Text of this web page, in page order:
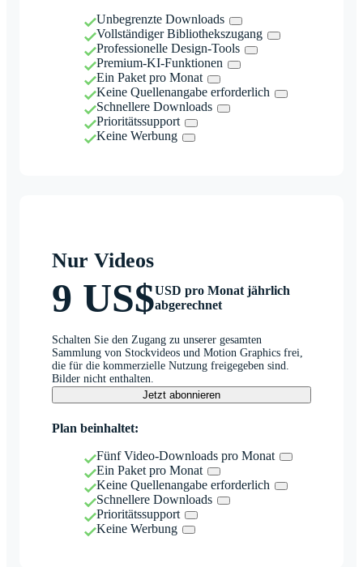
Unbegrenzte Downloads
Vollständiger Bibliothekszugang
Professionelle Design-Tools
Premium-KI-Funktionen
Ein Paket pro Monat
Keine Quellenangabe erforderlich
Schnellere Downloads
Prioritätssupport
Keine Werbung
Nur Videos
9 US$USD pro Monat jährlich
abgerechnet
Schalten Sie den Zugang zu unserer gesamten
Sammlung von Stockvideos und Motion Graphics frei,
die für die kommerzielle Nutzung freigegeben sind.
Bilder nicht enthalten.
Jetzt abonnieren
Plan beinhaltet:
Fünf Video-Downloads pro Monat
Ein Paket pro Monat
Keine Quellenangabe erforderlich
Schnellere Downloads
Prioritätssupport
Keine Werbung